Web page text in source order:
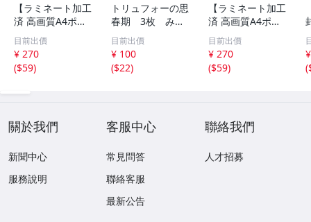
【ラミネート加工
済 高画質A4ポス
ター】1583 AI美
女 イラスト ポス
ター セクシー か
わいい 水着 下着
目前出價
¥ 270
($59)
トリュフォーの思
春期 3枚 みゆ
き座 ジュリー
デムソー ｋ
目前出價
¥ 100
($22)
【ラミネート加工
済 高画質A4ポス
ター】1582 AI美
女 イラスト ポス
ター セクシー か
わいい 水着 下着
目前出價
¥ 270
($59)
(
關於我們
新聞中心
服務說明
客服中心
常見問答
聯絡客服
最新公告
聯絡我們
人才招募